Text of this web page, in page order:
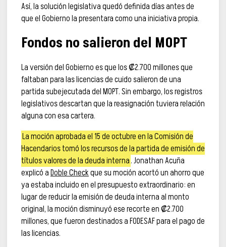
Así, la solución legislativa quedó definida días antes de
que el Gobierno la presentara como una iniciativa propia.
Fondos no salieron del MOPT
La versión del Gobierno es que los ₡2.700 millones que
faltaban para las licencias de cuido salieron de una
partida subejecutada del MOPT. Sin embargo, los registros
legislativos descartan que la reasignación tuviera relación
alguna con esa cartera.
La moción aprobada el 15 de octubre en la Comisión de
Hacendarios tomó los recursos de la partida de emisión de
títulos valores de la deuda interna. Jonathan Acuña
explicó aDoble Checkque su moción acortó un ahorro que
ya estaba incluido en el presupuesto extraordinario: en
lugar de reducir la emisión de deuda interna al monto
original, la moción disminuyó ese recorte en ₡2.700
millones, que fueron destinados a FODESAF para el pago de
las licencias.